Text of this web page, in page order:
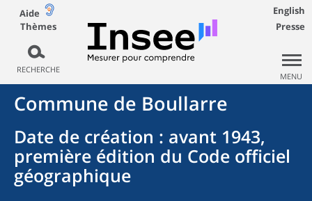
Aide
Thèmes
RECHERCHE
English
Presse
MENU
Commune de Boullarre
Date de création : avant 1943,
première édition du Code officiel
géographique